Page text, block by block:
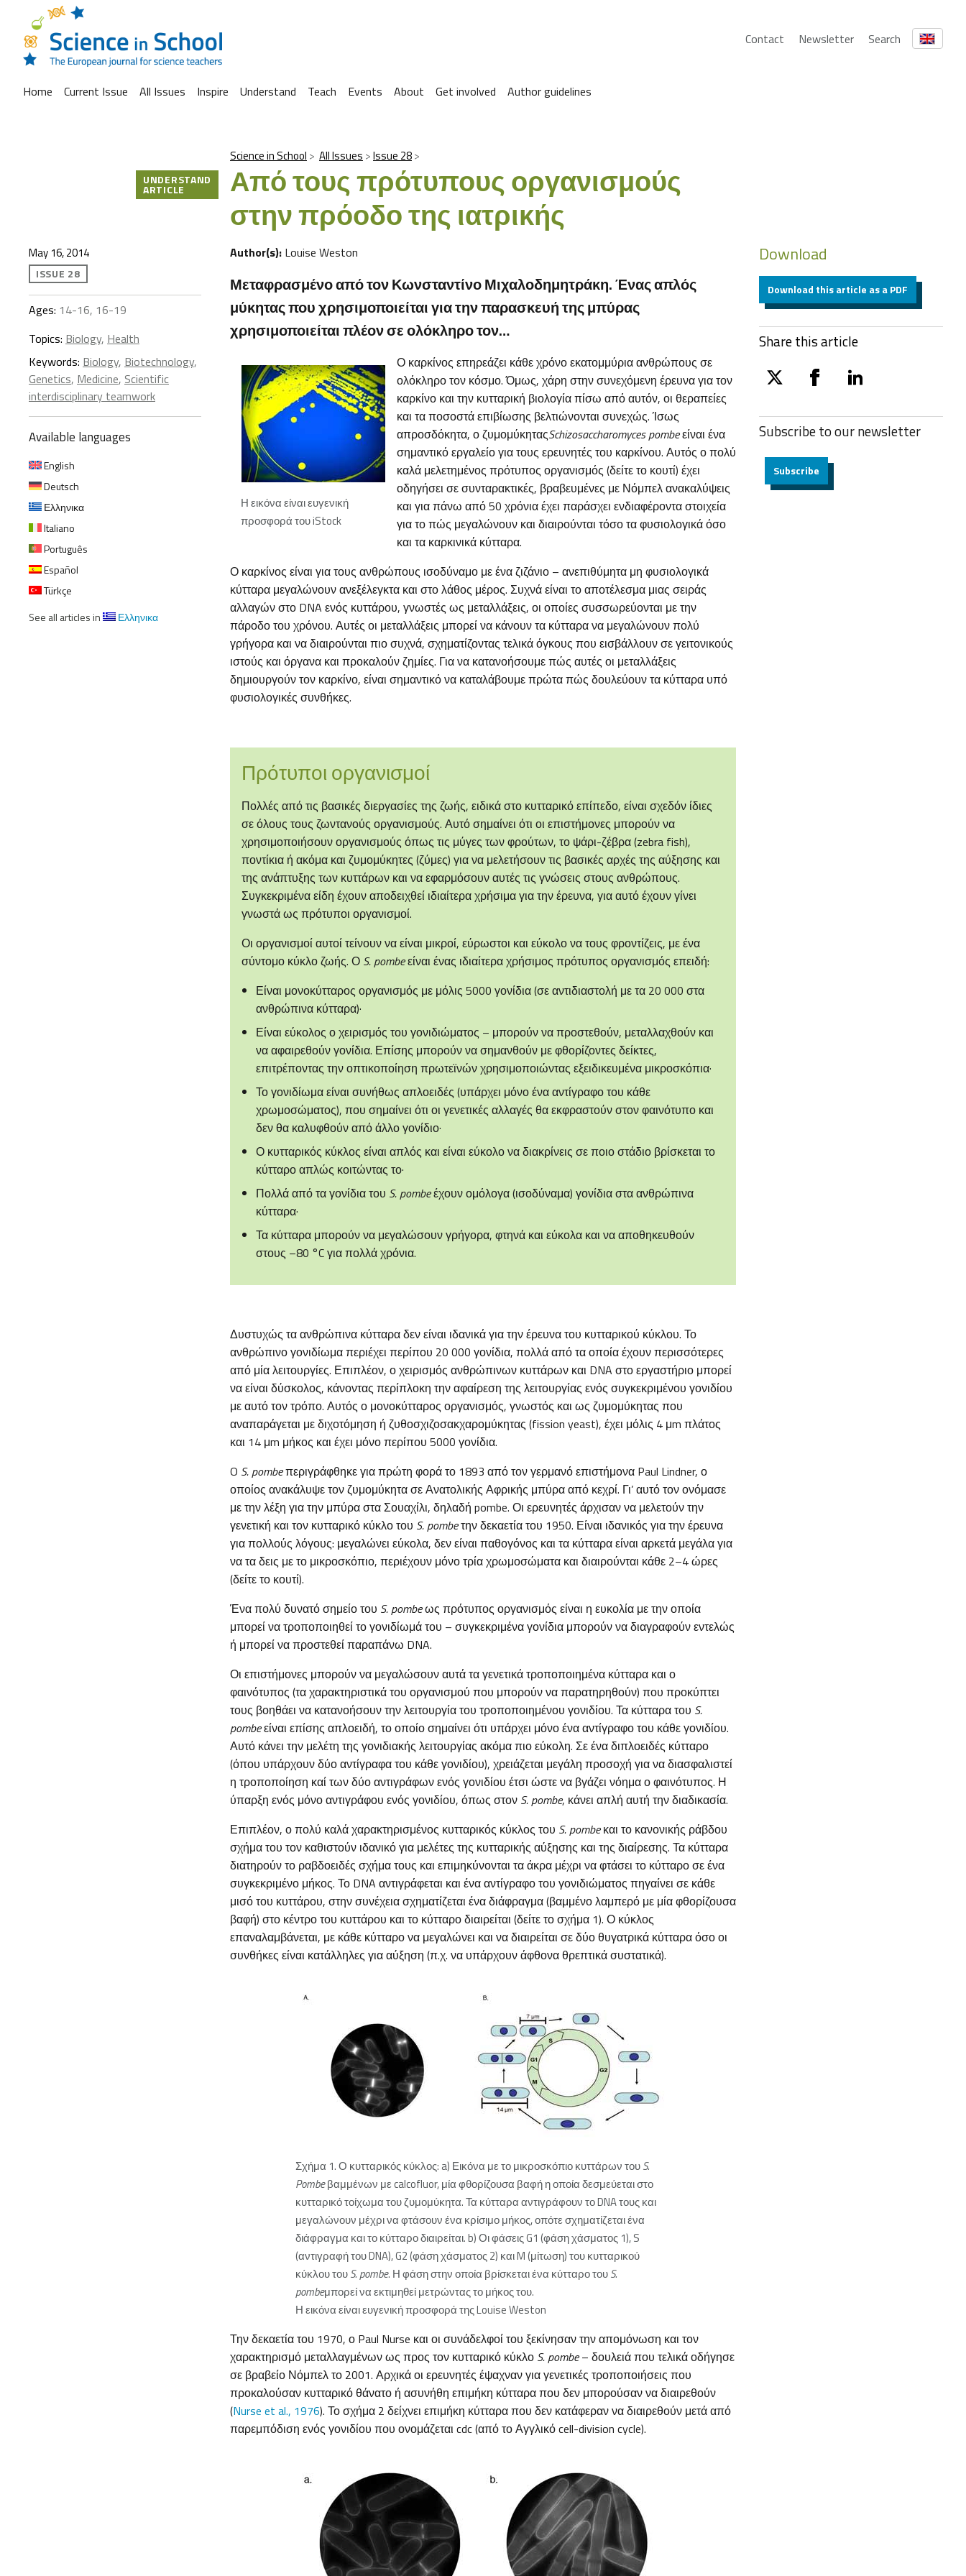
Contact Newsletter Search
Home Current Issue All Issues Inspire Understand Teach Events About Get involved Author guidelines
Science in School All Issues Issue 28
Από τους πρότυπους οργανισμούς
στην πρόοδο της ιατρικής
UNDERSTAND
ARTICLE
May 16, 2014
ISSUE 28
Ages: 14-16, 16-19
Topics: Biology, Health
Keywords: Biology, Biotechnology,
Genetics, Medicine, Scientific
interdisciplinary teamwork
Available languages
English
Deutsch
Ελληνικα
Italiano
Português
Español
Türkçe
See all articles in
Ελληνικα
Author(s): Louise Weston
Μεταφρασμένο από τον Κωνσταντίνο Μιχαλοδημητράκη. Ένας απλός
μύκητας που χρησιμοποιείται για την παρασκευή της μπύρας
χρησιμοποιείται πλέον σε ολόκληρο τον…
Η εικόνα είναι ευγενική
προσφορά του iStock
Ο καρκίνος επηρεάζει κάθε χρόνο εκατομμύρια ανθρώπους σε
ολόκληρο τον κόσμο. Όμως, χάρη στην συνεχόμενη έρευνα για τον
καρκίνο και την κυτταρική βιολογία πίσω από αυτόν, οι θεραπείες
και τα ποσοστά επιβίωσης βελτιώνονται συνεχώς. Ίσως
απροσδόκητα, ο ζυμομύκηταςSchizosaccharomyces pombeείναι ένα
σημαντικό εργαλείο για τους ερευνητές του καρκίνου. Αυτός ο πολύ
καλά μελετημένος πρότυπος οργανισμός (δείτε το κουτί) έχει
οδηγήσει σε συνταρακτικές, βραβευμένες με Νόμπελ ανακαλύψεις
και για πάνω από 50 χρόνια έχει παράσχει ενδιαφέροντα στοιχεία
για το πώς μεγαλώνουν και διαιρούνται τόσο τα φυσιολογικά όσο
και τα καρκινικά κύτταρα.
Ο καρκίνος είναι για τους ανθρώπους ισοδύναμο με ένα ζιζάνιο – ανεπιθύμητα μη φυσιολογικά
κύτταρα μεγαλώνουν ανεξέλεγκτα και στο λάθος μέρος. Συχνά είναι το αποτέλεσμα μιας σειράς
αλλαγών στο DNA ενός κυττάρου, γνωστές ως μεταλλάξεις, οι οποίες συσσωρεύονται με την
πάροδο του χρόνου. Αυτές οι μεταλλάξεις μπορεί να κάνουν τα κύτταρα να μεγαλώνουν πολύ
γρήγορα και να διαιρούνται πιο συχνά, σχηματίζοντας τελικά όγκους που εισβάλλουν σε γειτονικούς
ιστούς και όργανα και προκαλούν ζημίες. Για να κατανοήσουμε πώς αυτές οι μεταλλάξεις
δημιουργούν τον καρκίνο, είναι σημαντικό να καταλάβουμε πρώτα πώς δουλεύουν τα κύτταρα υπό
φυσιολογικές συνθήκες.
Πρότυποι οργανισμοί
Πολλές από τις βασικές διεργασίες της ζωής, ειδικά στο κυτταρικό επίπεδο, είναι σχεδόν ίδιες
σε όλους τους ζωντανούς οργανισμούς. Αυτό σημαίνει ότι οι επιστήμονες μπορούν να
χρησιμοποιήσουν οργανισμούς όπως τις μύγες των φρούτων, το ψάρι-ζέβρα (zebra fish),
ποντίκια ή ακόμα και ζυμομύκητες (ζύμες) για να μελετήσουν τις βασικές αρχές της αύξησης και
της ανάπτυξης των κυττάρων και να εφαρμόσουν αυτές τις γνώσεις στους ανθρώπους.
Συγκεκριμένα είδη έχουν αποδειχθεί ιδιαίτερα χρήσιμα για την έρευνα, για αυτό έχουν γίνει
γνωστά ως πρότυποι οργανισμοί.
Οι οργανισμοί αυτοί τείνουν να είναι μικροί, εύρωστοι και εύκολο να τους φροντίζεις, με ένα
σύντομο κύκλο ζωής. Ο S. pombeείναι ένας ιδιαίτερα χρήσιμος πρότυπος οργανισμός επειδή:
Είναι μονοκύτταρος οργανισμός με μόλις 5000 γονίδια (σε αντιδιαστολή με τα 20 000 στα
ανθρώπινα κύτταρα)·
Είναι εύκολος ο χειρισμός του γονιδιώματος – μπορούν να προστεθούν, μεταλλαχθούν και
να αφαιρεθούν γονίδια. Επίσης μπορούν να σημανθούν με φθορίζοντες δείκτες,
επιτρέποντας την οπτικοποίηση πρωτεϊνών χρησιμοποιώντας εξειδικευμένα μικροσκόπια·
Το γονιδίωμα είναι συνήθως απλοειδές (υπάρχει μόνο ένα αντίγραφο του κάθε
χρωμοσώματος), που σημαίνει ότι οι γενετικές αλλαγές θα εκφραστούν στον φαινότυπο και
δεν θα καλυφθούν από άλλο γονίδιο·
Ο κυτταρικός κύκλος είναι απλός και είναι εύκολο να διακρίνεις σε ποιο στάδιο βρίσκεται το
κύτταρο απλώς κοιτώντας το·
Πολλά από τα γονίδια του S. pombeέχουν ομόλογα (ισοδύναμα) γονίδια στα ανθρώπινα
κύτταρα·
Τα κύτταρα μπορούν να μεγαλώσουν γρήγορα, φτηνά και εύκολα και να αποθηκευθούν
στους –80 °C για πολλά χρόνια.
Δυστυχώς τα ανθρώπινα κύτταρα δεν είναι ιδανικά για την έρευνα του κυτταρικού κύκλου. Το
ανθρώπινο γονιδίωμα περιέχει περίπου 20 000 γονίδια, πολλά από τα οποία έχουν περισσότερες
από μία λειτουργίες. Επιπλέον, ο χειρισμός ανθρώπινων κυττάρων και DNA στο εργαστήριο μπορεί
να είναι δύσκολος, κάνοντας περίπλοκη την αφαίρεση της λειτουργίας ενός συγκεκριμένου γονιδίου
με αυτό τον τρόπο. Αυτός ο μονοκύτταρος οργανισμός, γνωστός και ως ζυμομύκητας που
αναπαράγεται με διχοτόμηση ή ζυθοσχιζοσακχαρομύκητας (fission yeast), έχει μόλις 4 μm πλάτος
και 14 μm μήκος και έχει μόνο περίπου 5000 γονίδια.
O S. pombeπεριγράφθηκε για πρώτη φορά το 1893 από τον γερμανό επιστήμονα Paul Lindner, ο
οποίος ανακάλυψε τον ζυμομύκητα σε Ανατολικής Αφρικής μπύρα από κεχρί. Γι’ αυτό τον ονόμασε
με την λέξη για την μπύρα στα Σουαχίλι, δηλαδή pombe. Οι ερευνητές άρχισαν να μελετούν την
γενετική και τον κυτταρικό κύκλο του S. pombeτην δεκαετία του 1950. Είναι ιδανικός για την έρευνα
για πολλούς λόγους: μεγαλώνει εύκολα, δεν είναι παθογόνος και τα κύτταρα είναι αρκετά μεγάλα για
να τα δεις με το μικροσκόπιο, περιέχουν μόνο τρία χρωμοσώματα και διαιρούνται κάθε 2–4 ώρες
(δείτε το κουτί).
Ένα πολύ δυνατό σημείο του S. pombeως πρότυπος οργανισμός είναι η ευκολία με την οποία
μπορεί να τροποποιηθεί το γονιδίωμά του – συγκεκριμένα γονίδια μπορούν να διαγραφούν εντελώς
ή μπορεί να προστεθεί παραπάνω DNA.
Οι επιστήμονες μπορούν να μεγαλώσουν αυτά τα γενετικά τροποποιημένα κύτταρα και ο
φαινότυπος (τα χαρακτηριστικά του οργανισμού που μπορούν να παρατηρηθούν) που προκύπτει
τους βοηθάει να κατανοήσουν την λειτουργία του τροποποιημένου γονιδίου. Τα κύτταρα του S.
pombeείναι επίσης απλοειδή, το οποίο σημαίνει ότι υπάρχει μόνο ένα αντίγραφο του κάθε γονιδίου.
Αυτό κάνει την μελέτη της γονιδιακής λειτουργίας ακόμα πιο εύκολη. Σε ένα διπλοειδές κύτταρο
(όπου υπάρχουν δύο αντίγραφα του κάθε γονιδίου), χρειάζεται μεγάλη προσοχή για να διασφαλιστεί
η τροποποίηση καί των δύο αντιγράφων ενός γονιδίου έτσι ώστε να βγάζει νόημα ο φαινότυπος. Η
ύπαρξη ενός μόνο αντιγράφου ενός γονιδίου, όπως στον S. pombe, κάνει απλή αυτή την διαδικασία.
Επιπλέον, ο πολύ καλά χαρακτηρισμένος κυτταρικός κύκλος του S. pombeκαι το κανονικής ράβδου
σχήμα του τον καθιστούν ιδανικό για μελέτες της κυτταρικής αύξησης και της διαίρεσης. Τα κύτταρα
διατηρούν το ραβδοειδές σχήμα τους και επιμηκύνονται τα άκρα μέχρι να φτάσει το κύτταρο σε ένα
συγκεκριμένο μήκος. Το DNA αντιγράφεται και ένα αντίγραφο του γονιδιώματος πηγαίνει σε κάθε
μισό του κυττάρου, στην συνέχεια σχηματίζεται ένα διάφραγμα (βαμμένο λαμπερό με μία φθορίζουσα
βαφή) στο κέντρο του κυττάρου και το κύτταρο διαιρείται (δείτε το σχήμα 1). Ο κύκλος
επαναλαμβάνεται, με κάθε κύτταρο να μεγαλώνει και να διαιρείται σε δύο θυγατρικά κύτταρα όσο οι
συνθήκες είναι κατάλληλες για αύξηση (π.χ. να υπάρχουν άφθονα θρεπτικά συστατικά).
Σχήμα 1. Ο κυτταρικός κύκλος: a) Εικόνα με το μικροσκόπιο κυττάρων τουS.
Pombeβαμμένων με calcofluor, μία φθορίζουσα βαφή η οποία δεσμεύεται στο
κυτταρικό τοίχωμα του ζυμομύκητα. Τα κύτταρα αντιγράφουν το DNA τους και
μεγαλώνουν μέχρι να φτάσουν ένα κρίσιμο μήκος, οπότε σχηματίζεται ένα
διάφραγμα και το κύτταρο διαιρείται. b) Οι φάσεις G1 (φάση χάσματος 1), S
(αντιγραφή του DNA), G2 (φάση χάσματος 2) και M (μίτωση) του κυτταρικού
κύκλου τουS. pombe. Η φάση στην οποία βρίσκεται ένα κύτταρο τουS.
pombeμπορεί να εκτιμηθεί μετρώντας το μήκος του.
Η εικόνα είναι ευγενική προσφορά της Louise Weston
Την δεκαετία του 1970, ο Paul Nurse και οι συνάδελφοί του ξεκίνησαν την απομόνωση και τον
χαρακτηρισμό μεταλλαγμένων ως προς τον κυτταρικό κύκλο S. pombe– δουλειά που τελικά οδήγησε
σε βραβείο Νόμπελ το 2001. Αρχικά οι ερευνητές έψαχναν για γενετικές τροποποιήσεις που
προκαλούσαν κυτταρικό θάνατο ή ασυνήθη επιμήκη κύτταρα που δεν μπορούσαν να διαιρεθούν
(Nurse et al., 1976). Το σχήμα 2 δείχνει επιμήκη κύτταρα που δεν κατάφεραν να διαιρεθούν μετά από
παρεμπόδιση ενός γονιδίου που ονομάζεται cdc (από το Αγγλικό cell-division cycle).
Download
Download this article as a PDF
Share this article
twitter facebooklinkedin
Subscribe to ournewsletter
Subscribe